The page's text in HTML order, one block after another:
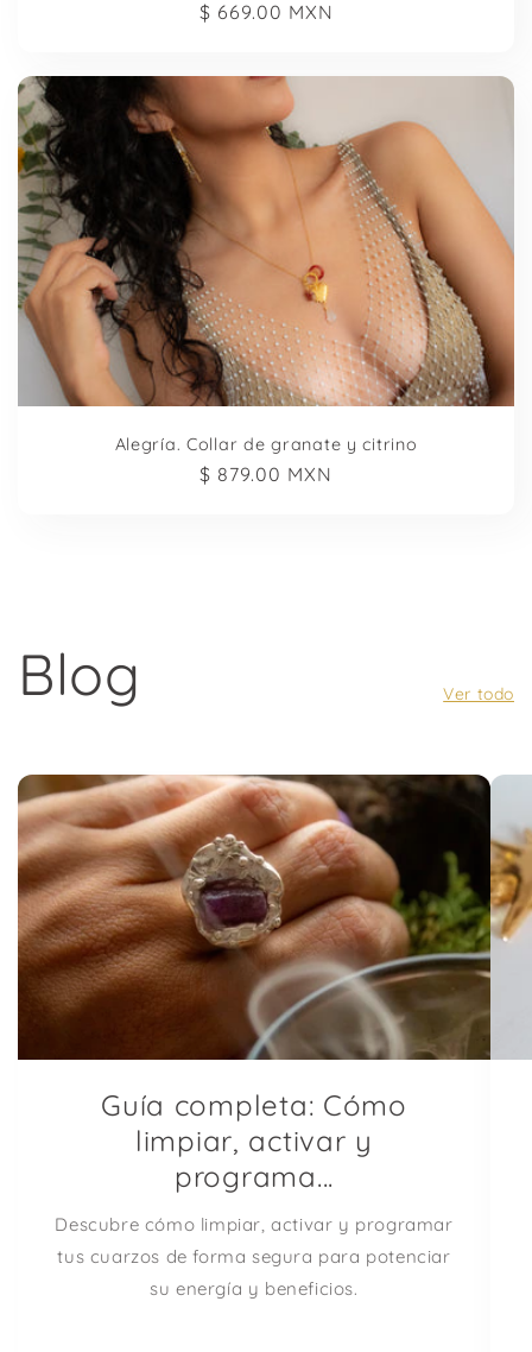
Precio
$ 669.00 MXN
Alegría. Collar de granate y citrino
Precio
$ 879.00 MXN
Blog Ver todo
Guía completa: Cómo
limpiar, activar y
programa...
Descubre cómo limpiar, activar y programar
tus cuarzos de forma segura para potenciar
su energía y beneficios.